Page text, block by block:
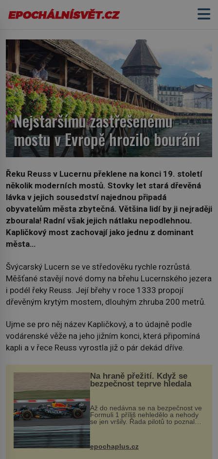
Nejstaršímu zastřešenému
mostu v Evropě hrozilo bourání
Řeku Reuss v Lucernu překlene na konci 19. století
několik moderních mostů. Stovky let stará dřevěná
lávka v jejich sousedství najednou připadá
obyvatelům města zbytečná. Většina lidí by ji nejraději
zbourala! Radní však jejich nátlaku nepodlehnou.
Kapličkový most zachovají jako jednu z dominant
města…
Švýcarský Lucern se ve středověku rychle rozrůstá.
Měšťané stavějí nové domy na břehu Lucernského jezera
i podél řeky Reuss. Její břehy v roce 1333 propojí
dřevěným krytým mostem, dlouhým zhruba 200 metrů.
Ujme se pro něj název Kapličkový, a to údajně podle
vodárenské věže na jeho jižním konci, která připomíná
kapli a v řece Reuss vyrostla již o pár dekád dříve.
Na hraně přežití. Když se
bezpečnost teprve hledala
Až do nedávna se na bezpečnost ve
Formuli 1 příliš nehledělo a nehody
se jen vršily. Řada pilotů to poznala
na vlastní kůži, často s trvalými
následky nebo bohužel i ztrátou
života. Dnes nepochopiteln...
epochaplus.cz